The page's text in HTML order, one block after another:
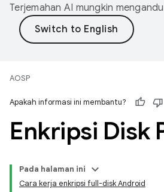
Terjemahan AI mungkin
AOSP
Apakah informasi ini membantu?
Enkripsi Disk
Pada halaman ini
Cara kerja enkripsi full-disk Android